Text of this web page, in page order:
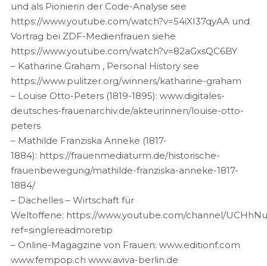
und als Pionierin der Code-Analyse see
https://www.youtube.com/watch?v=54iXI37qyAA und
Vortrag bei ZDF-Medienfrauen siehe
https://www.youtube.com/watch?v=82aGxsQC6BY
– Katharine Graham , Personal History see
https://www.pulitzer.org/winners/katharine-graham
– Louise Otto-Peters (1819-1895): www.digitales-
deutsches-frauenarchiv.de/akteurinnen/louise-otto-
peters
– Mathilde Franziska Anneke (1817-
1884): https://frauenmediaturm.de/historische-
frauenbewegung/mathilde-franziska-anneke-1817-
1884/
– Dachelles – Wirtschaft für
Weltoffene: https://www.youtube.com/channel/
ref=singlereadmoretip
– Online-Magagzine von Frauen: www.editionf.com
www.fempop.ch www.aviva-berlin.de